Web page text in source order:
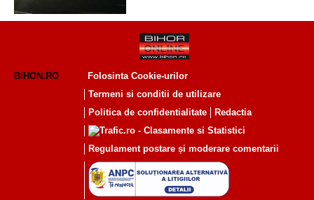
BIHON.RO
Folosinta Cookie-urilor
Termeni si conditii de utilizare
Politica de confidentialitate
Redactia
Regulament postare și moderare comentarii